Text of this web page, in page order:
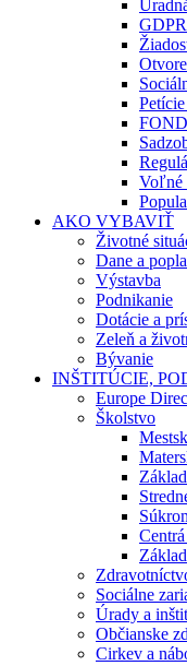
Voľné
AKO VYBAVIŤ
Životné
Dane a
Výstavba
Podnikanie
Dotácie a
Zeleň a
Bývanie
INŠTITÚCIE,
Europe
Školstvo
Sociálne
Úrady a
Občianske
Cirkev a